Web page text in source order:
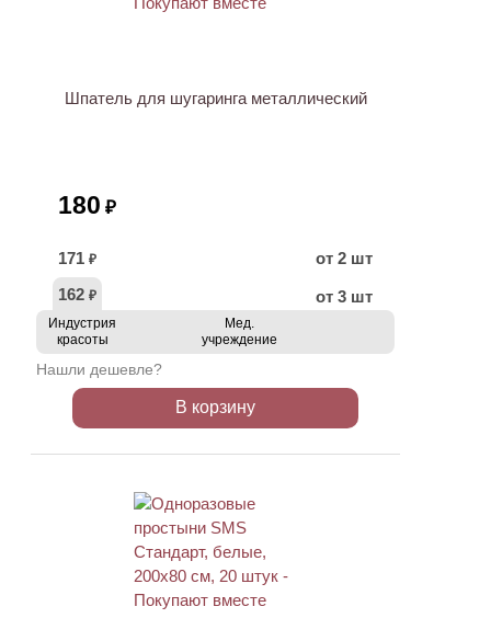
Шпатель для шугаринга металлический
180 ₽
171 ₽
от 2 шт
162 ₽ от 3 шт
Индустрия
красоты
Мед.
учреждение
Нашли дешевле?
В корзину